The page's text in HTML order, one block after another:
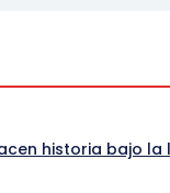
historia bajo la